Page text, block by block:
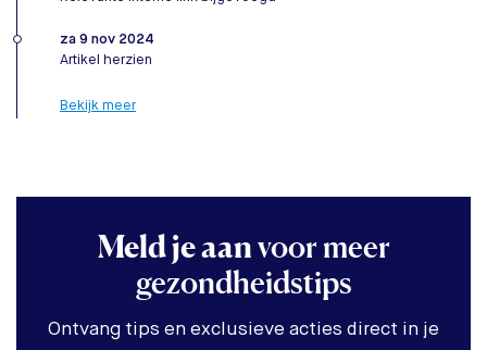
za 9 nov 2024
Artikel herzien
Bekijk meer
Meld je aanvoor meer
gezondheidstips
Ontvang tips en exclusieve acties direct in je